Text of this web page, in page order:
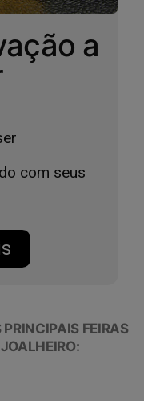
a
com seus
PRINCIPAIS FEIRAS